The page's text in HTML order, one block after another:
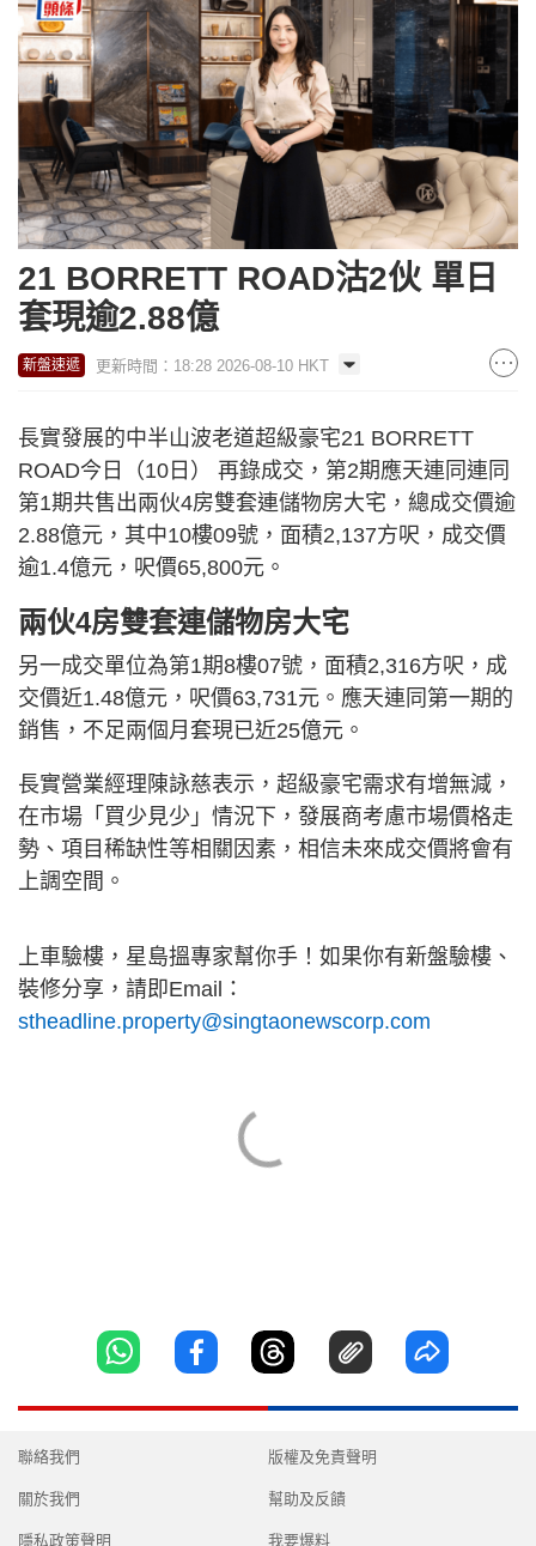
21 BORRETT ROAD沽2伙 單日
套現逾2.88億
新盤速遞 更新時間：18:28 2026-08-10 HKT
長實發展的中半山波老道超級豪宅21 BORRETT
ROAD今日（10日） 再錄成交，第2期應天連同連同
第1期共售出兩伙4房雙套連儲物房大宅，總成交價逾
2.88億元，其中10樓09號，面積2,137方呎，成交價
逾1.4億元，呎價65,800元。
兩伙4房雙套連儲物房大宅
另一成交單位為第1期8樓07號，面積2,316方呎，成
交價近1.48億元，呎價63,731元。應天連同第一期的
銷售，不足兩個月套現已近25億元。
長實營業經理陳詠慈表示，超級豪宅需求有增無減，
在市場「買少見少」情況下，發展商考慮市場價格走
勢、項目稀缺性等相關因素，相信未來成交價將會有
上調空間。
上車驗樓，星島搵專家幫你手！如果你有新盤驗樓、
裝修分享，請即Email：
stheadline.property@singtaonewscorp.com
聯絡我們
關於我們
隱私政策聲明
版權及免責聲明
幫助及反饋
我要爆料